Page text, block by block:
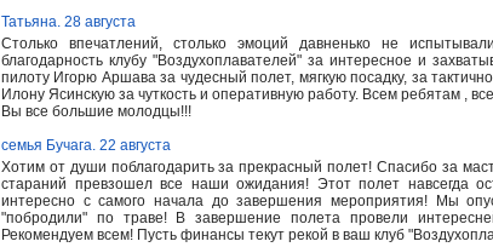
Татьяна. 28 августа
Столько впечатлений, столько эмоций давненько не
благодарность клубу "Воздухоплавателей" за интересное и
пилоту Игорю Аршава за чудесный полет, мягкую посадку, за
Илону Ясинскую за чуткость и оперативную работу. Всем ребятам ,
Вы все большие молодцы!!!
семья Бучага. 22 августа
Хотим от души поблагодарить за прекрасный полет! Спасибо за
стараний превзошел все наши ожидания! Этот полет навсегда
интересно с самого начала до завершения мероприятия! Мы
"побродили" по траве! В завершение полета провели
Рекомендуем всем! Пусть финансы текут рекой в ваш клуб